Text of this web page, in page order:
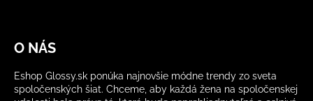
O NÁS
Eshop Glossy.sk ponúka najnovšie módne trendy zo sveta
spoločenských šiat. Chceme, aby každá žena na spoločenskej